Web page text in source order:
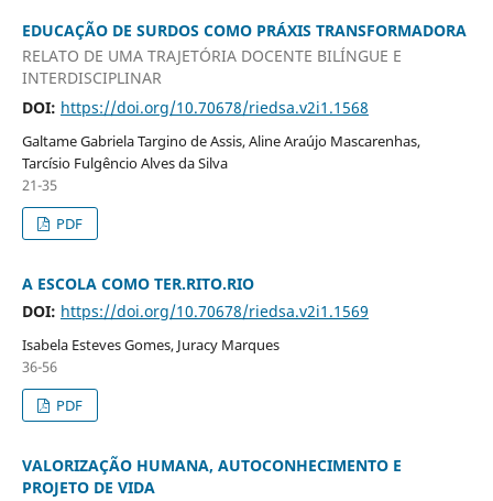
EDUCAÇÃO DE SURDOS COMO PRÁXIS TRANSFORMADORA
RELATO DE UMA TRAJETÓRIA DOCENTE BILÍNGUE E
INTERDISCIPLINAR
DOI: https://doi.org/10.70678/riedsa.v2i1.1568
Galtame Gabriela Targino de Assis, Aline Araújo Mascarenhas,
Tarcísio Fulgêncio Alves da Silva
21-35
PDF
A ESCOLA COMO TER.RITO.RIO
DOI: https://doi.org/10.70678/riedsa.v2i1.1569
Isabela Esteves Gomes, Juracy Marques
36-56
PDF
VALORIZAÇÃO HUMANA, AUTOCONHECIMENTO E
PROJETO DE VIDA